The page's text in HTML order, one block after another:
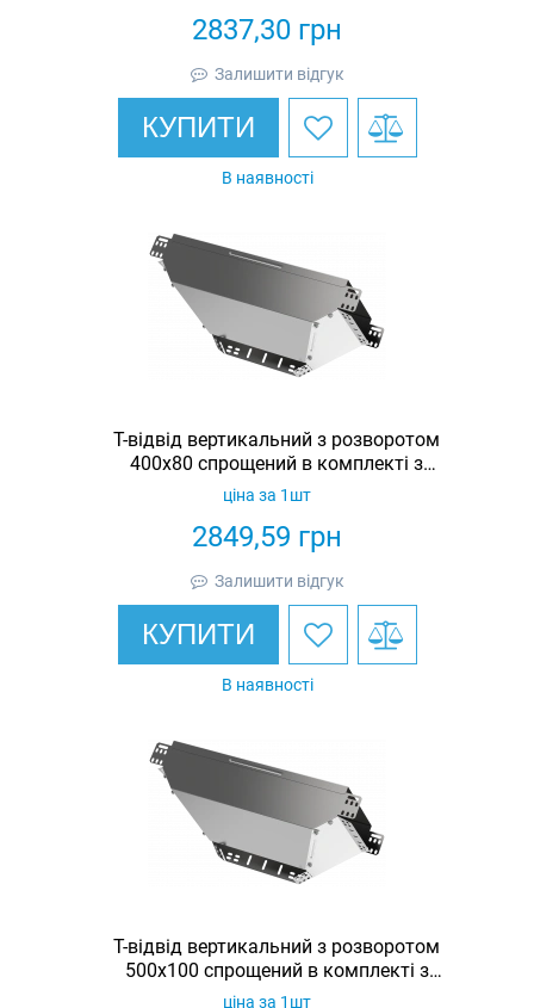
2837,30 грн
Залишити відгук
КУПИТИ
В наявності
Т-відвід вертикальний з розворотом
400х80 спрощений в комплекті з
кришкою IEK
2849,59 грн
ціна за 1шт
Залишити відгук
КУПИТИ
В наявності
Т-відвід вертикальний з розворотом
500х100 спрощений в комплекті з
кришкою IEK
ціна за 1шт